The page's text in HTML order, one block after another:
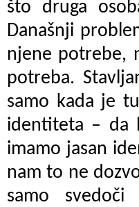
što druga
Današnji
njene potrebe,
potreba.
samo kada je
identiteta – da
imamo jasan
nam to ne
samo